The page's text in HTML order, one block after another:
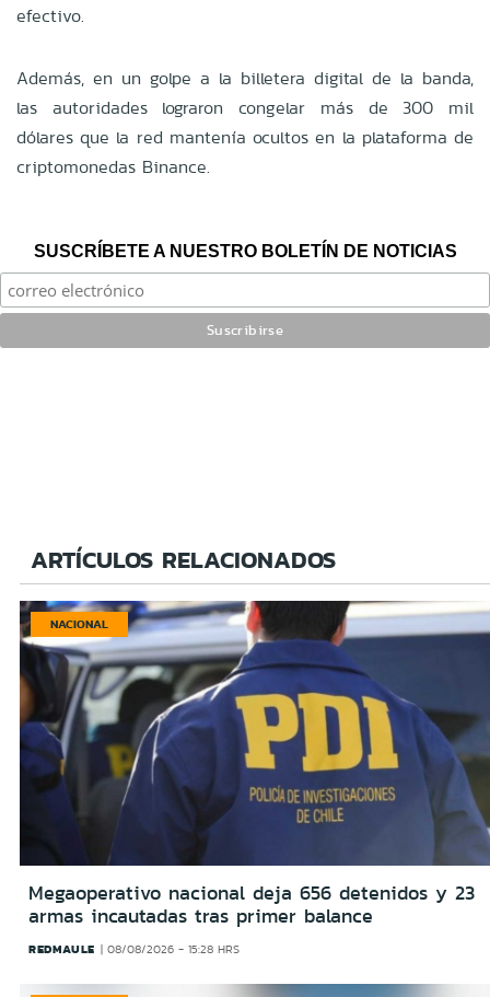
efectivo.
Además, en un golpe a la billetera digital de la banda,
las autoridades lograron congelar más de 300 mil
dólares que la red mantenía ocultos en la plataforma de
criptomonedas Binance.
SUSCRÍBETE A NUESTRO BOLETÍN DE NOTICIAS
ARTÍCULOS RELACIONADOS
NACIONAL
Megaoperativo nacional deja 656 detenidos y 23
armas incautadas tras primer balance
REDMAULE 08/08/2026 - 15:28 HRS